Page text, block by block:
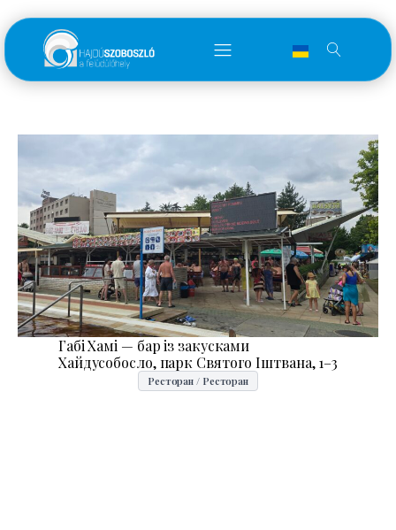
Габі Хамі — бар із закусками
Хайдусобосло, парк Святого Іштвана, 1–3
Ресторан / Ресторан